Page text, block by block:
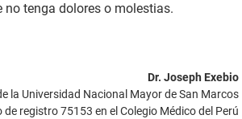
no tenga dolores o molestias.
Dr. Joseph Exebio
la Universidad Nacional Mayor de San Marcos
de registro 75153 en el Colegio Médico del Perú